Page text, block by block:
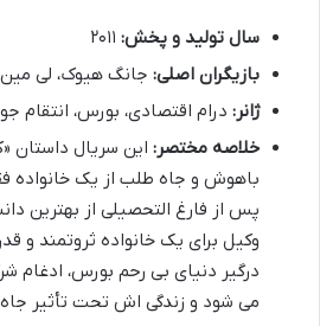
سال تولید و پخش:
بازیگران اصلی: جانگ هیوک، لی
ژانر: درام اقتصادی، بورس، انتقام
خلاصه مختصر: این سریال داستان
باهوش و جاه طلب از یک خانواده
پس از فارغ التحصیلی از بهترین
وکیل برای یک خانواده ثروتمند و
درگیر دنیای بی رحم بورس، ادغام
می شود و زندگی اش تحت تأثیر